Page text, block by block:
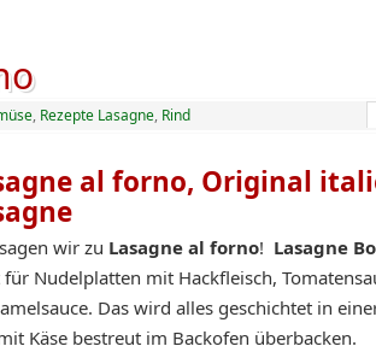
, Rezepte Lasagne, Rind
al forno, Original
wir zu Lasagne al forno! Lasagne
Nudelplatten mit Hackfleisch,
Das wird alles geschichtet in
Käse bestreut im Backofen überbacken.